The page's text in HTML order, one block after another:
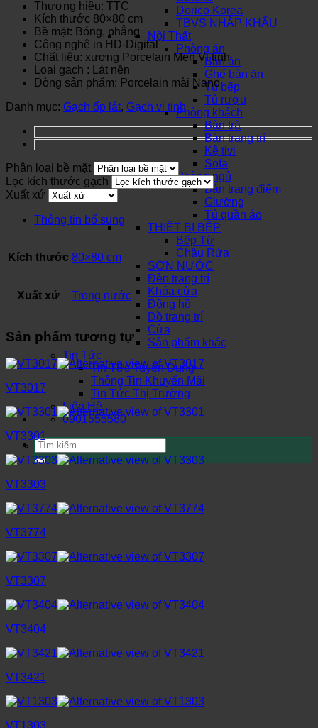
Dorico Korea
TBVS NHẬP KHẨU
Nội Thất
Phòng ăn
Bàn ăn
Ghế bàn ăn
Tủ bếp
Tủ rượu
Phòng khách
Bàn trà
Bàn trang trí
Kệ tivi
Sofa
Phòng ngủ
Bàn trang điểm
Giường
Tủ quần áo
THIẾT BỊ BẾP
Bếp Từ
Chậu Rửa
SƠN NƯỚC
Đèn trang trí
Khóa cửa
Đồng hồ
Đồ trang trí
Cửa
Sản phẩm khác
Tin Tức
Tin Tức Tuyển Dụng
Thông Tin Khuyến Mãi
Tin Tức Thị Trường
Liên Hệ
0901555580
Tìm
kiếm:
Thương hiệu: TTC
Kích thước 80×80 cm
Bề mặt: Bóng, phẳng
Công nghệ in HD-Digital
Chất liệu: xương Porcelain Men Vi tinh
Loại gạch : Lát nền
Dòng sản phẩm: Porcelain mài Nano
Danh mục: Gạch ốp lát, Gạch vi tinh
Phân loại bề mặt
Lọc kích thước gạch
Xuất xứ
Thông tin bổ sung
Kích thước 80×80 cm
Xuất xứ Trong nước
Sản phẩm tương tự
VT3017
VT3301
VT3303
VT3774
VT3307
VT3404
VT3421